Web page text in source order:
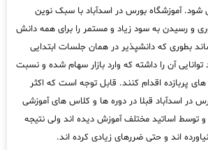
شود. آموزشگاه بورس در اسدآباد با سبک نوین
و رسیدن به سود زیاد و مستمر را برای همه دانش
بطوری که دانشپذیر در همان جلسات ابتدایی
آن را داشته که وارد بازار سهام شده و نسبت
پربازده اقدام کنند. قابل توجه است که اکثر
در اسدآباد قبلا در دوره ها و کلاس های آموزشی
توسط اساتید مختلف آموزش دیده اند ولی نتیجه
اند و حتی ضررهای زیادی کرده اند.